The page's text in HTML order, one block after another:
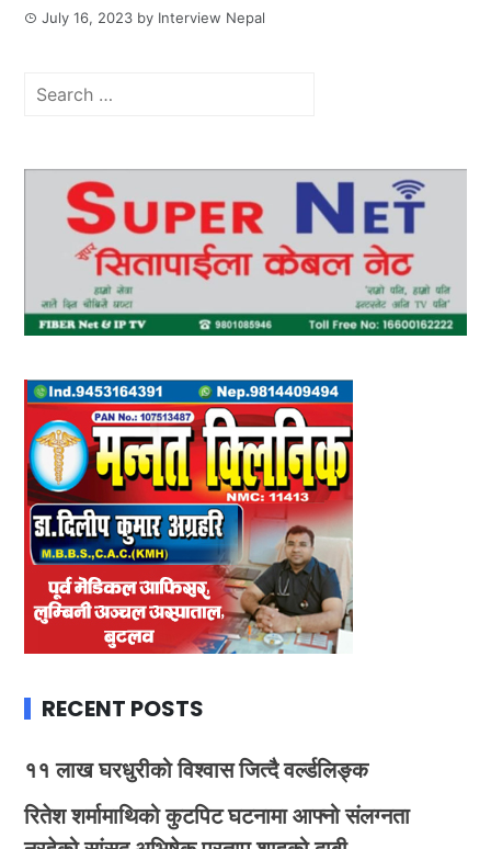
July 16, 2023 by Interview Nepal
Search
RECENT POSTS
११ लाख घरधुरीको विश्वास जित्दै वर्ल्डलिङ्क
रितेश शर्मामाथिको कुटपिट घटनामा आफ्नो संलग्नता